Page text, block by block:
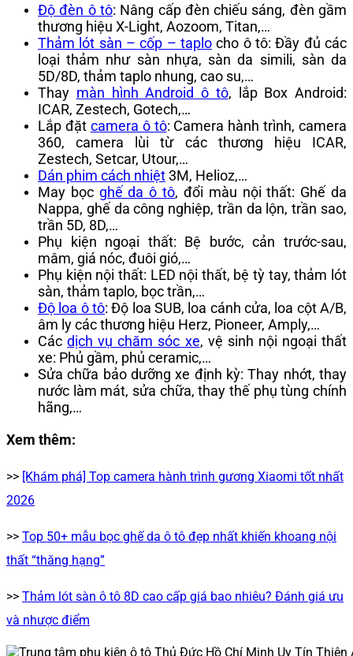
Độ đèn ô tô: Nâng cấp đèn chiếu sáng, đèn gầm
thương hiệu X-Light, Aozoom, Titan,…
Thảm lót sàn – cốp – taplo cho ô tô: Đầy đủ các
loại thảm như sàn nhựa, sàn da simili, sàn da
5D/8D, thảm taplo nhung, cao su,…
Thay màn hình Android ô tô, lắp Box Android:
ICAR, Zestech, Gotech,…
Lắp đặt camera ô tô: Camera hành trình, camera
360, camera lùi từ các thương hiệu ICAR,
Zestech, Setcar, Utour,…
Dán phim cách nhiệt3M, Helioz,…
May bọc ghế da ô tô, đổi màu nội thất: Ghế da
Nappa, ghế da công nghiệp, trần da lộn, trần sao,
trần 5D, 8D,…
Phụ kiện ngoại thất: Bệ bước, cản trước-sau,
mâm, giá nóc, đuôi gió,…
Phụ kiện nội thất: LED nội thất, bệ tỳ tay, thảm lót
sàn, thảm taplo, bọc trần,…
Độ loa ô tô: Độ loa SUB, loa cánh cửa, loa cột A/B,
âm ly các thương hiệu Herz, Pioneer, Amply,…
Cácdịch vụ chăm sóc xe, vệ sinh nội ngoại thất
xe: Phủ gầm, phủ ceramic,…
Sửa chữa bảo dưỡng xe định kỳ: Thay nhớt, thay
nước làm mát, sửa chữa, thay thế phụ tùng chính
hãng,…
Xem thêm:
>> [Khám phá] Top camera hành trình gương Xiaomi tốt nhất
2026
>> Top 50+ mẫu bọc ghế da ô tô đẹp nhất khiến khoang nội
thất “thăng hạng”
>> Thảm lót sàn ô tô 8D cao cấp giá bao nhiêu? Đánh giá ưu
và nhược điểm